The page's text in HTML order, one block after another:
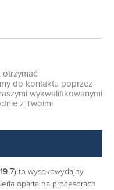
otrzymać
do kontaktu poprzez
wykwalifikowanymi
z Twoimi
7) to wysokowydajny
oparta na procesorach